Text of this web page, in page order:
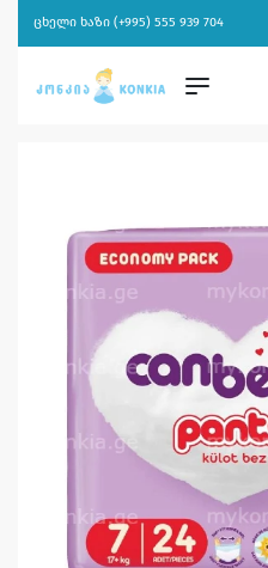
ცხელი ხაზი (+995) 555 939 704